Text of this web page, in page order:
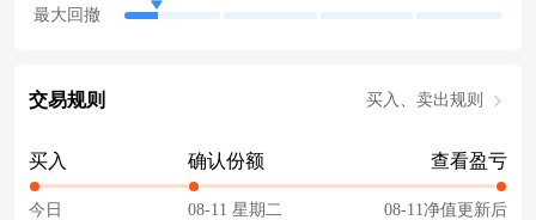
最大回撤
交易规则 买入、卖出规则
买入
今日
确认份额
08-11 星期二
查看盈亏
08-11净值更新后